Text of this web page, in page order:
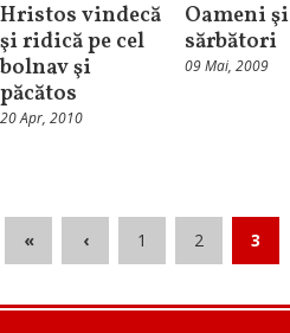
Hristos vindecă
şi ridică pe cel
bolnav şi
păcătos
20 Apr, 2010
Oameni şi
sărbători
09 Mai, 2009
« ‹ 1 2 3